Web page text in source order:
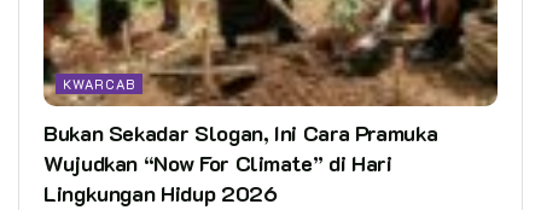
KWARCAB
Bukan Sekadar Slogan, Ini Cara Pramuka
Wujudkan “Now For Climate” di Hari
Lingkungan Hidup 2026